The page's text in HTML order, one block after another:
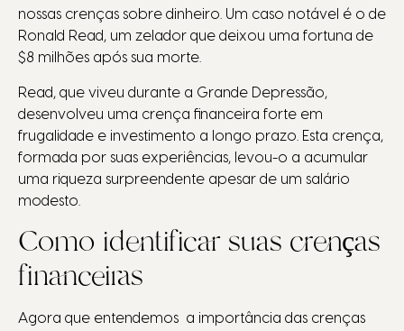
nossas crenças sobre dinheiro. Um caso notável é o de
Ronald Read, um zelador que deixou uma fortuna de
$8 milhões após sua morte.
Read, que viveu durante a Grande Depressão,
desenvolveu uma crença financeira forte em
frugalidade e investimento a longo prazo. Esta crença,
formada por suas experiências, levou-o a acumular
uma riqueza surpreendente apesar de um salário
modesto.
Como identificar suas crenças
financeiras
Agora que entendemos a importância das crenças